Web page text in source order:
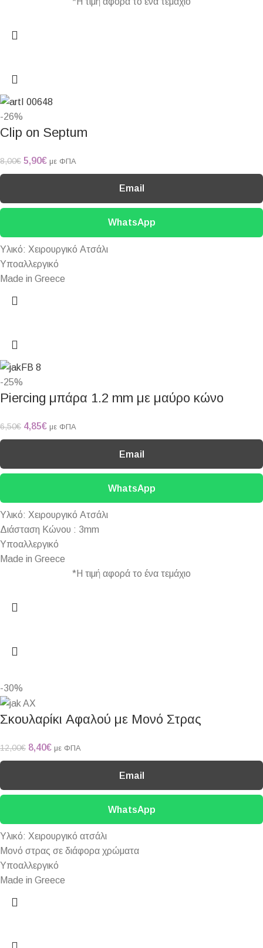
-26%
Clip on Septum
8,00€ 5,90€ με ΦΠΑ
Email
WhatsApp
Υλικό: Χειρουργικό Ατσάλι
Υποαλλεργικό
Made in Greece
-25%
Piercing μπάρα 1.2 mm με μαύρο κώνο
6,50€ 4,85€ με ΦΠΑ
Email
WhatsApp
Υλικό: Χειρουργικό Ατσάλι
Διάσταση Κώνου : 3mm
Υποαλλεργικό
Made in Greece
*Η τιμή αφορά το ένα τεμάχιο
-30%
Σκουλαρίκι Αφαλού με Μονό Στρας
12,00€ 8,40€ με ΦΠΑ
Email
WhatsApp
Υλικό: Χειρουργικό ατσάλι
Μονό στρας σε διάφορα χρώματα
Υποαλλεργικό
Made in Greece